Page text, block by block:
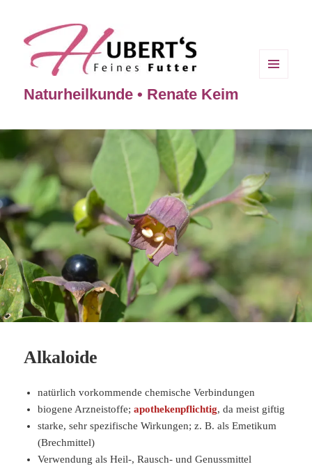
Naturheilkunde • Renate Keim
Alkaloide
natürlich vorkommende chemische Verbindungen
biogene Arzneistoffe;apothekenpflichtig, da meist giftig
starke, sehr spezifische Wirkungen; z. B. als Emetikum
(Brechmittel)
Verwendung als Heil-, Rausch- und Genussmittel